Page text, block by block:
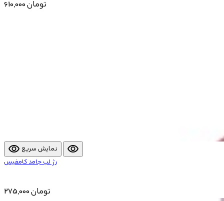
610,000 تومان
visibility نمایش سریع visibility
رژ لب جامد کامفیس
275,000 تومان